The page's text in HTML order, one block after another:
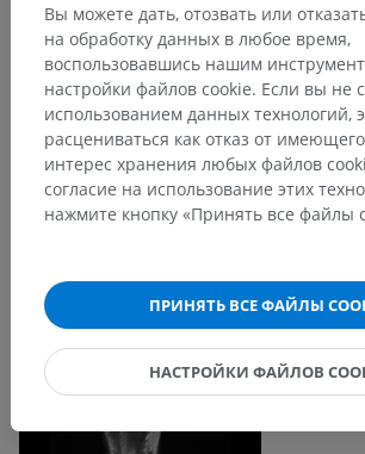
Вы можете дать, отозвать или
на обработку данных в любое время,
воспользовавшись нашим
настройки файлов cookie. Если вы не
использованием данных технологий,
расцениваться как отказ от
интерес хранения любых файлов
согласие на использование этих
нажмите кнопку «Принять все файлы
ПРИНЯТЬ ВСЕ ФАЙЛЫ
НАСТРОЙКИ ФАЙЛОВ